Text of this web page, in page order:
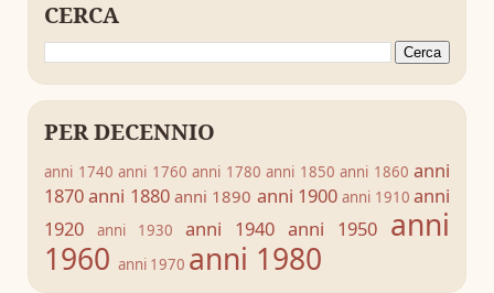
CERCA
PER DECENNIO
anni 1740 anni 1760 anni 1780 anni 1850 anni 1860 anni
1870anni 1880 anni 1890 anni 1900 anni 1910 anni
1920
anni 1930 anni 1940 anni 1950 anni
1960 anni 1970 anni 1980